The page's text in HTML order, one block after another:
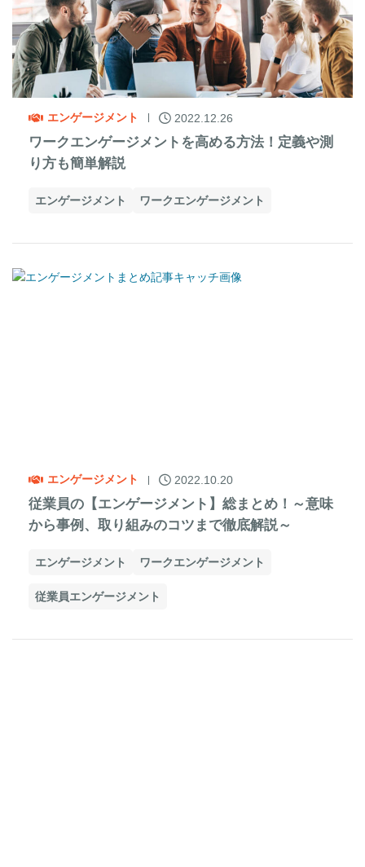
エンゲージメント 2022.12.26
ワークエンゲージメントを高める方法！定義や測
り方も簡単解説
エンゲージメント ワークエンゲージメント
エンゲージメント 2022.10.20
従業員の【エンゲージメント】総まとめ！～意味
から事例、取り組みのコツまで徹底解説～
エンゲージメント ワークエンゲージメント
従業員エンゲージメント